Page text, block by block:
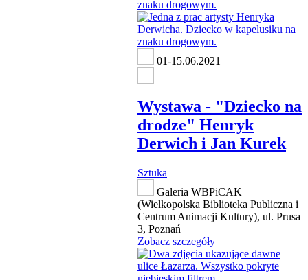
01-15.06.2021
Wystawa - "Dziecko na
drodze" Henryk
Derwich i Jan Kurek
Sztuka
Galeria WBPiCAK
(Wielkopolska Biblioteka Publiczna i
Centrum Animacji Kultury), ul. Prusa
3, Poznań
Zobacz szczegóły